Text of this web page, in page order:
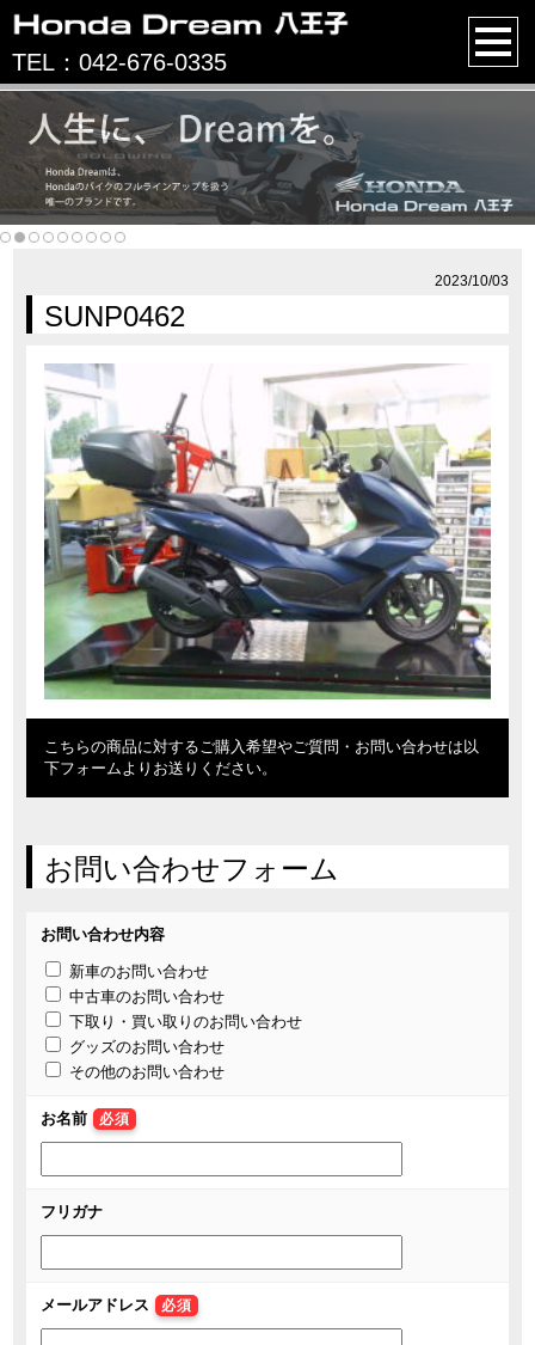
TEL：042-676-0335
2023/10/03
SUNP0462
こちらの商品に対するご購入希望やご質問・お問い合わせは以
下フォームよりお送りください。
お問い合わせフォーム
お問い合わせ内容
新車のお問い合わせ
中古車のお問い合わせ
下取り・買い取りのお問い合わせ
グッズのお問い合わせ
その他のお問い合わせ
お名前 必須
フリガナ
メールアドレス 必須